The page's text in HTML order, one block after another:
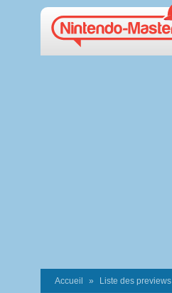
Accueil Liste des previews